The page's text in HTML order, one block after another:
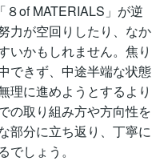
of MATERIALS」が逆
力が空回りしたり、なか
いかもしれません。焦り
できず、中途半端な状態
理に進めようとするより
の取り組み方や方向性を
部分に立ち返り、丁寧に
しょう。